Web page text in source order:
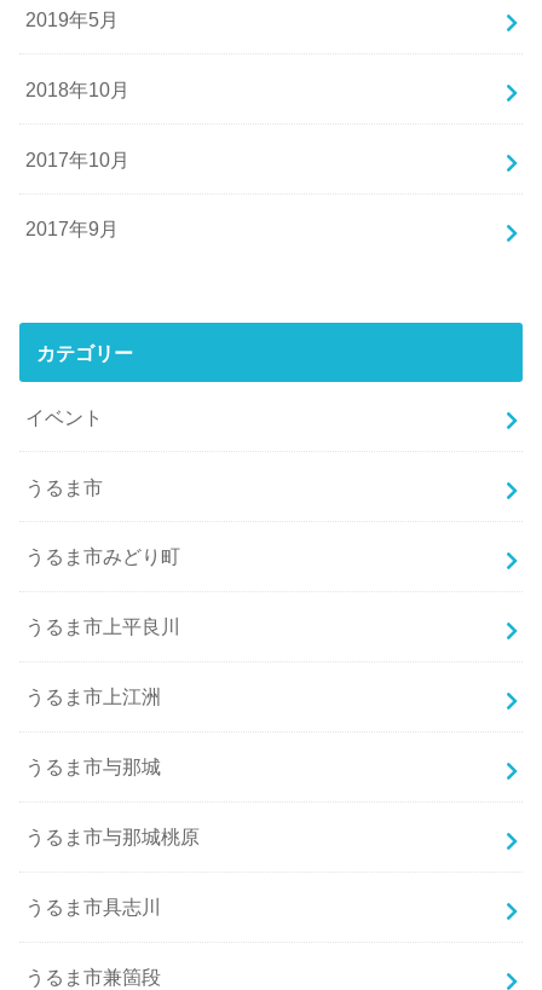
2019年5月
2018年10月
2017年10月
2017年9月
カテゴリー
イベント
うるま市
うるま市みどり町
うるま市上平良川
うるま市上江洲
うるま市与那城
うるま市与那城桃原
うるま市具志川
うるま市兼箇段